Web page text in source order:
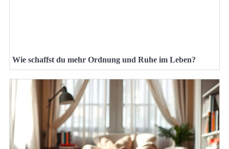
Wie schaffst du mehr Ordnung und Ruhe im Leben?